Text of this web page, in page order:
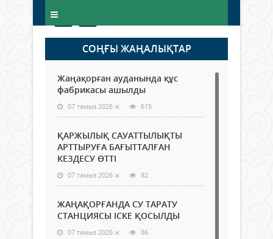
СОҢҒЫ ЖАҢАЛЫҚТАР
Жаңақорған ауданында құс
фабрикасы ашылды
07 тамыз 2026 ж. 615
ҚАРЖЫЛЫҚ САУАТТЫЛЫҚТЫ
АРТТЫРУҒА БАҒЫТТАЛҒАН
КЕЗДЕСУ ӨТТІ
07 тамыз 2026 ж. 82
ЖАҢАҚОРҒАНДА СУ ТАРАТУ
СТАНЦИЯСЫ ІСКЕ ҚОСЫЛДЫ
07 тамыз 2026 ж. 86